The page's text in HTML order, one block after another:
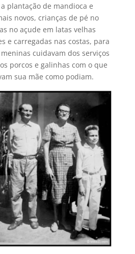
plantação de mandioca e
novos, crianças de pé no
no açude em latas velhas
e carregadas nas costas, para
cuidavam dos serviços
porcos e galinhas com o que
sua mãe como podiam.